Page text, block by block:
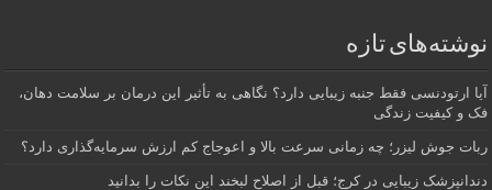
نوشته‌های تازه
آیا ارتودنسی فقط جنبه زیبایی دارد؟ نگاهی به تأثیر این درمان بر سلامت دهان،
فک و کیفیت زندگی
ربات جوش لیزر؛ چه زمانی سرعت بالا و اعوجاج کم ارزش سرمایه‌گذاری دارد؟
دندانپزشک زیبایی در کرج؛ قبل از اصلاح لبخند این نکات را بدانید